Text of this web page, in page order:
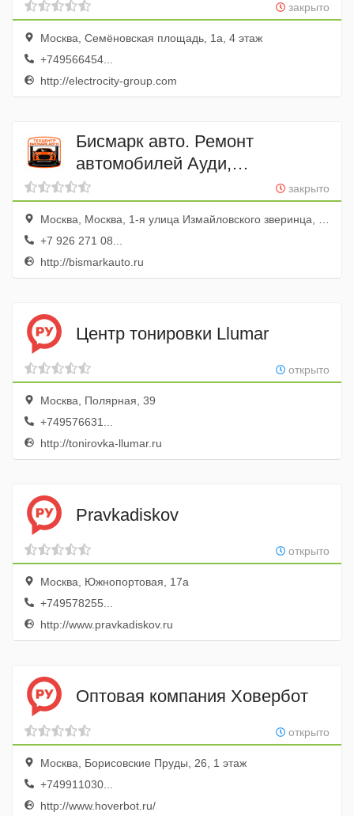
закрыто
Москва, Семёновская площадь, 1а, 4 этаж
+749566454...
http://electrocity-group.com
Бисмарк авто. Ремонт
автомобилей Ауди,
Фольксваген, Шкода
закрыто
Москва, Москва, 1-я улица Измайловского зверинца, 8 (АТЦ Измайлово)
+7 926 271 08...
http://bismarkauto.ru
Центр тонировки Llumar
открыто
Москва, Полярная, 39
+749576631...
http://tonirovka-llumar.ru
Pravkadiskov
открыто
Москва, Южнопортовая, 17а
+749578255...
http://www.pravkadiskov.ru
Оптовая компания Ховербот
открыто
Москва, Борисовские Пруды, 26, 1 этаж
+749911030...
http://www.hoverbot.ru/